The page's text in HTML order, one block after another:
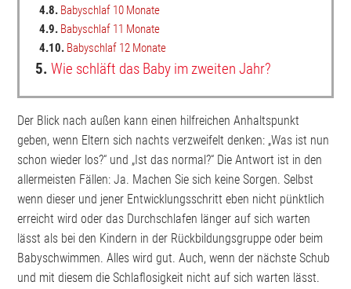
4.8. Babyschlaf 10 Monate
4.9. Babyschlaf 11 Monate
4.10. Babyschlaf 12 Monate
5. Wie schläft das Baby im zweiten Jahr?
Der Blick nach außen kann einen hilfreichen Anhaltspunkt
geben, wenn Eltern sich nachts verzweifelt denken: „Was ist nun
schon wieder los?“ und „Ist das normal?“ Die Antwort ist in den
allermeisten Fällen: Ja. Machen Sie sich keine Sorgen. Selbst
wenn dieser und jener Entwicklungsschritt eben nicht pünktlich
erreicht wird oder das Durchschlafen länger auf sich warten
lässt als bei den Kindern in der Rückbildungsgruppe oder beim
Babyschwimmen. Alles wird gut. Auch, wenn der nächste Schub
und mit diesem die Schlaflosigkeit nicht auf sich warten lässt.